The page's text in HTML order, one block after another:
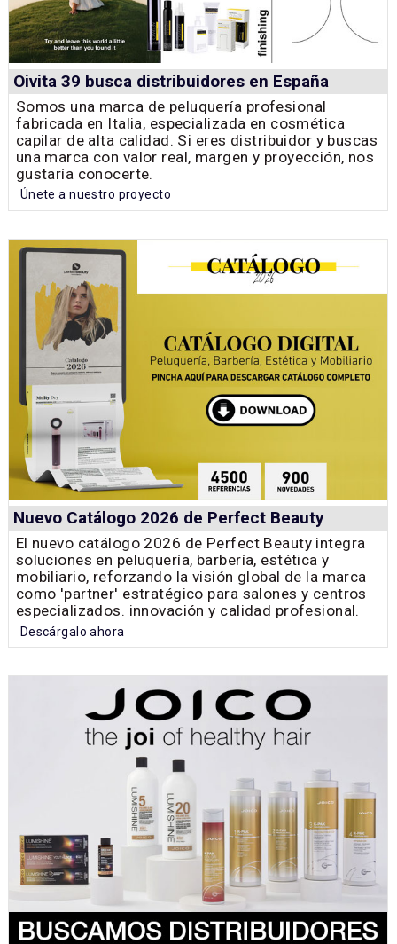
Oivita 39 busca distribuidores en España
Somos una marca de peluquería profesional
fabricada en Italia, especializada en cosmética
capilar de alta calidad. Si eres distribuidor y buscas
una marca con valor real, margen y proyección, nos
gustaría conocerte.
Únete a nuestro proyecto
Nuevo Catálogo 2026 de Perfect Beauty
El nuevo catálogo 2026 de Perfect Beauty integra
soluciones en peluquería, barbería, estética y
mobiliario, reforzando la visión global de la marca
como 'partner' estratégico para salones y centros
especializados. innovación y calidad profesional.
Descárgalo ahora